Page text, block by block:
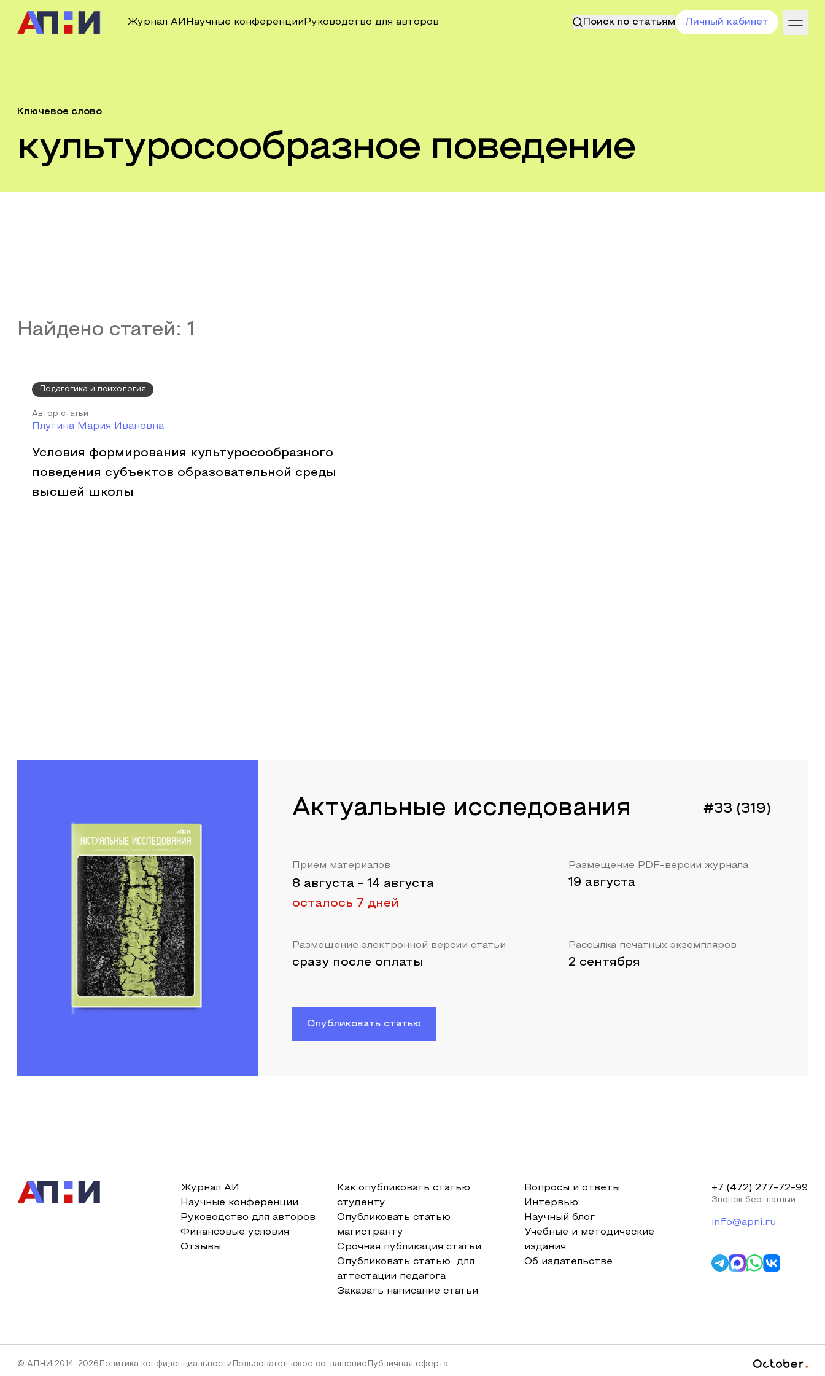
Журнал АИ Научные конференции Руководство для авторов Поиск по статьям Личный кабинет
Ключевое слово
культуросообразное поведение
Найдено статей: 1
Педагогика и психология
Автор статьи
Плугина Мария Ивановна
Условия формирования культуросообразного
поведения субъектов образовательной среды
высшей школы
Актуальные исследования #33 (319)
Прием материалов
8 августа - 14 августа
осталось 7 дней
Размещение PDF-версии журнала
19 августа
Размещение электронной версии статьи
сразу после оплаты
Рассылка печатных экземпляров
2 сентября
Опубликовать статью
Журнал АИ
Научные конференции
Руководство для авторов
Финансовые условия
Отзывы
Как опубликовать статью
студенту
Опубликовать статью
магистранту
Срочная публикация статьи
Опубликовать статью для
аттестации педагога
Заказать написание статьи
Вопросы и ответы
Интервью
Научный блог
Учебные и методические
издания
Об издательстве
+7 (472) 277-72-99
Звонок бесплатный
info@apni.ru
© АПНИ 2014-2026 Политика конфиденциальности Пользовательское соглашение Публичная оферта